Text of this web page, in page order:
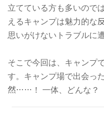
立てている方も多いので
えるキャンプは魅力的な
思いがけないトラブルに
そこで今回は、キャンプ
す。キャンプ場で出会っ
然……！ 一体、どんな？